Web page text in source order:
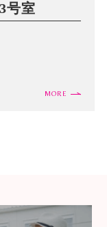
号室
MORE